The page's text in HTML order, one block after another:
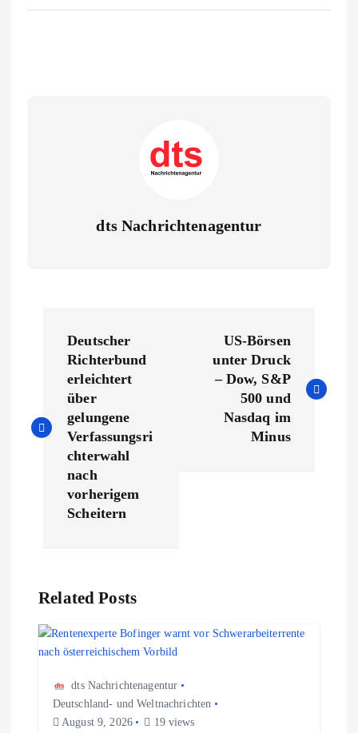
dts Nachrichtenagentur
t
s
n
Deutscher
Richterbund
erleichtert
über
gelungene
Verfassungsri
chterwahl
nach
vorherigem
Scheitern
US-Börsen
unter Druck
– Dow, S&P
500 und
Nasdaq im
Minus
Related Posts
dts Nachrichtenagentur
Deutschland- und Weltnachrichten
August 9, 2026
19 views